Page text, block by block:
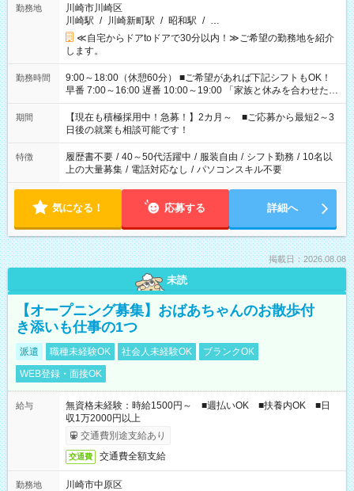
勤務地
川崎市川崎区
川崎駅 / 川崎新町駅 / 昭和駅 / …
≪自宅からドアtoドアで30分以内！≫ご希望の勤務地を紹介
します。
勤務時間
9:00～18:00（休憩60分） ■ご希望があれば下記シフトもOK！
早番 7:00～16:00 遅番 10:00～19:00 「家族と休みを合わせた
い」 「余裕を持って夕飯の準備がしたい」 「できれば残業はし
たくない」 など、ご希望を教えてくださいね。 ※Wワーク希望
の方へ 今ご覧のお仕事で希望する勤務時間と、もう1つのお仕事
の勤務時間。 合計で週40時間を超える場合は応募できません。
期間
【現在も積極採用中！急募！】2カ月～ ■ご応募から最短2～3
日後の就業も相談可能です！
特徴 履歴書不要 / 40～50代活躍中 / 服装自由 / シフト勤務 / 10名以
上の大量募集 / 電話対応なし / パソコンスキル不要
気になる！ 応募する 詳細へ
掲載日：2026.08.08
未読
【オープニング募集】おばあちゃんのお散歩付
き添いも仕事の1つ
派遣 職種未経験OK 社会人未経験OK
ブランクOK
WEB登録・面接OK
給与
無資格未経験：時給1500円～ ■週払いOK ■扶養内OK ■日
収1万2000円以上
交通費別途支給あり
交通費 交通費全額支給
勤務地
川崎市中原区